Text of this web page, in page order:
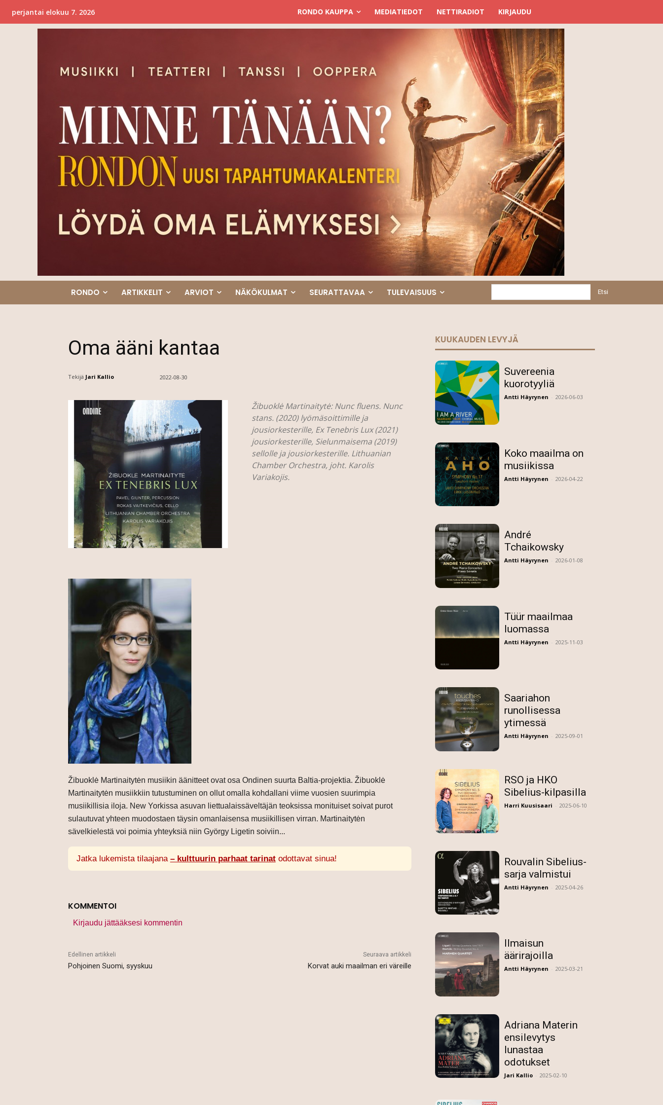
perjantai elokuu 7. 2026 RONDO KAUPPA MEDIATIEDOT NETTIRADIOT KIRJAUDU
RONDO ARTIKKELIT ARVIOT NÄKÖKULMAT SEURATTAVAA TULEVAISUUS Etsi
Oma ääni kantaa
Tekijä Jari Kallio 2022-08-30
Žibuoklė Martinaitytė: Nunc fluens. Nunc
stans. (2020) lyömäsoittimille ja
jousiorkesterille, Ex Tenebris Lux (2021)
jousiorkesterille, Sielunmaisema (2019)
sellolle ja jousiorkesterille. Lithuanian
Chamber Orchestra, joht. Karolis
Variakojis.
Žibuoklė Martinaitytėn musiikin äänitteet ovat osa Ondinen suurta Baltia-projektia. Žibuoklė
Martinaitytėn musiikkiin tutustuminen on ollut omalla kohdallani viime vuosien suurimpia
musiikillisia iloja. New Yorkissa asuvan liettualaissäveltäjän teoksissa monituiset soivat purot
sulautuvat yhteen muodostaen täysin omanlaisensa musiikillisen virran. Martinaitytėn
sävelkielestä voi poimia yhteyksiä niin György Ligetin soiviin...
Jatka lukemista tilaajana – kulttuurin parhaat tarinatodottavat sinua!
KOMMENTOI
Kirjaudu jättääksesi kommentin
Edellinen artikkeli
Pohjoinen Suomi, syyskuu
Seuraava artikkeli
Korvat auki maailman eri väreille
KUUKAUDEN LEVYJÄ
Suvereenia
kuorotyyliä
Antti Häyrynen - 2026-06-03
Koko maailma on
musiikissa
Antti Häyrynen - 2026-04-22
André
Tchaikowsky
Antti Häyrynen - 2026-01-08
Tüür maailmaa
luomassa
Antti Häyrynen - 2025-11-03
Saariahon
runollisessa
ytimessä
Antti Häyrynen - 2025-09-01
RSO ja HKO
Sibelius-kilpasilla
Harri Kuusisaari - 2025-06-10
Rouvalin Sibelius-
sarja valmistui
Antti Häyrynen - 2025-04-26
Ilmaisun
äärirajoilla
Antti Häyrynen - 2025-03-21
Adriana Materin
ensilevytys
lunastaa
odotukset
Jari Kallio - 2025-02-10